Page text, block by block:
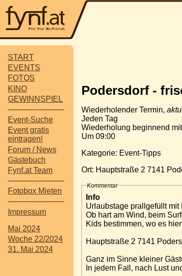
START
EVENTS
FOTOS
KINO
GEWINNSPIEL
-----------------------
Event-Suche
Event gratis
eintragen!
Forum / News
Gästebuch
Fynf.at Team
-----------------------
Fotobox Mieten
-----------------------
Impressum
Mai 2024
Woche 22/2024
31. Mai 2024
Podersdorf -
Wiederholender Termin,
Jeden Tag
Wiederholung beginnend mit
Um 09:00
Kategorie: Event-Tipps
Ort: Hauptstraße 2 7141
Kommentar
Info
Urlaubstage prallgefüllt mit
Ob hart am Wind, beim
Kids bestimmen, wo es
Hauptstraße 2 7141
Ganz im Sinne kleiner
In jedem Fall, nach Lust